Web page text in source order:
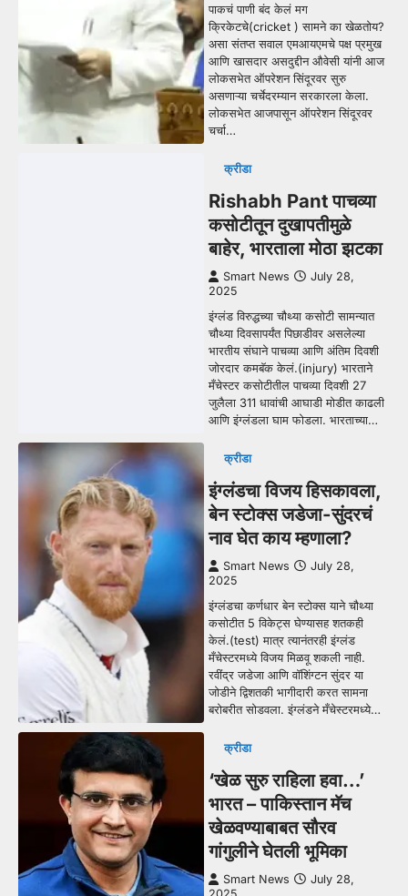
पाकचं पाणी बंद केलं मग
क्रिकेटचे(cricket ) सामने का खेळतोय?
असा संतप्त सवाल एमआयएमचे पक्ष प्रमुख
आणि खासदार असदुद्दीन औवेसी यांनी आज
लोकसभेत ऑपरेशन सिंदूरवर सुरु
असणाऱ्या चर्चेदरम्यान सरकारला केला.
लोकसभेत आजपासून ऑपरेशन सिंदूरवर
चर्चा…
क्रीडा
Rishabh Pant पाचव्या
कसोटीतून दुखापतीमुळे
बाहेर, भारताला मोठा झटका
Smart News
July 28,
2025
इंग्लंड विरुद्धच्या चौथ्या कसोटी सामन्यात
चौथ्या दिवसापर्यंत पिछाडीवर असलेल्या
भारतीय संघाने पाचव्या आणि अंतिम दिवशी
जोरदार कमबॅक केलं.(injury) भारताने
मँचेस्टर कसोटीतील पाचव्या दिवशी 27
जुलैला 311 धावांची आघाडी मोडीत काढली
आणि इंग्लंडला घाम फोडला. भारताच्या…
क्रीडा
इंग्लंडचा विजय हिसकावला,
बेन स्टोक्स जडेजा-सुंदरचं
नाव घेत काय म्हणाला?
Smart News
July 28,
2025
इंग्लंडचा कर्णधार बेन स्टोक्स याने चौथ्या
कसोटीत 5 विकेट्स घेण्यासह शतकही
केलं.(test) मात्र त्यानंतरही इंग्लंड
मँचेस्टरमध्ये विजय मिळवू शकली नाही.
रवींद्र जडेजा आणि वॉशिंग्टन सुंदर या
जोडीने द्विशतकी भागीदारी करत सामना
बरोबरीत सोडवला. इंग्लंडने मँचेस्टरमध्ये…
क्रीडा
‘खेळ सुरु राहिला हवा…’
भारत – पाकिस्तान मॅच
खेळवण्याबाबत सौरव
गांगुलीने घेतली भूमिका
Smart News
July 28,